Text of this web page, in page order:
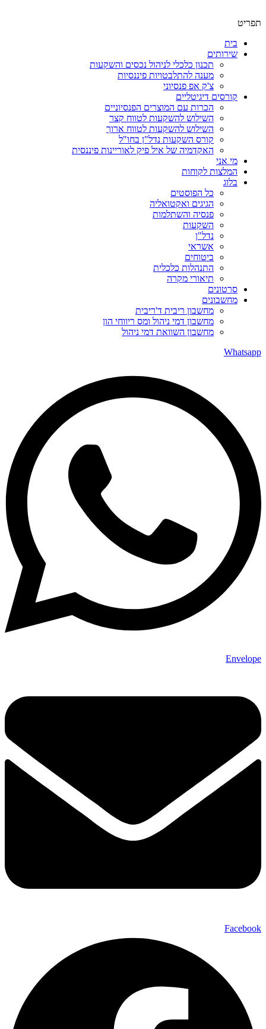
תפריט
בית
שירותים
תכנון כלכלי לניהול נכסים והשקעות
מענה להתלבטויות פיננסיות
צ'ק אפ פנסיוני
קורסים דיגיטליים
הכרות עם המוצרים הפנסיוניים
השילוש להשקעות לטווח קצר
השילוש להשקעות לטווח ארוך
קורס השקעות נדל"ן בחו"ל
האקדמיה של איל פיק לאוריינות פיננסית
מי אני
המלצות לקוחות
בלוג
כל הפוסטים
הגיגים ואקטואליה
פנסיה והשתלמות
השקעות
נדל"ן
אשראי
ביטוחים
התנהלות כלכלית
תיאורי מקרה
סרטונים
מחשבונים
מחשבון ריבית ד'ריבית
מחשבון דמי ניהול ומס ריווחי הון
מחשבון השוואת דמי ניהול
Whatsapp
Envelope
Facebook